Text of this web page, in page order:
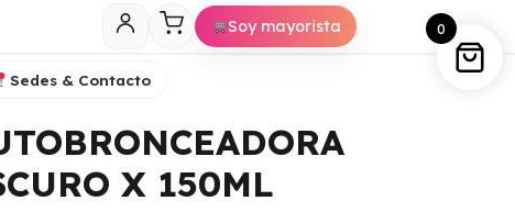
Soy mayorista
Sedes & Contacto
X 150ML
0